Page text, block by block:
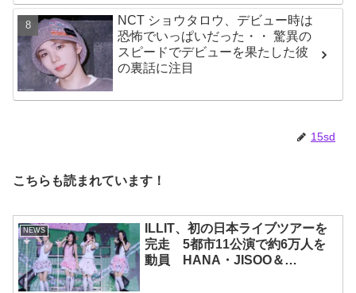
す宇宙」10月10日（水）日本初放
送決定
NCT ショウタロウ、デビュー時は
恐怖でいっぱいだった・・ 驚異の
スピードでデビューを果たした彼
の裏話に注目
15sd
こちらも読まれています！
NEWS
ILLIT、初の日本ライブツアーを
完走 5都市11公演で約6万人を
動員 HANA・JISOO＆